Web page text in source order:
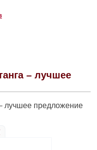
– лучшее